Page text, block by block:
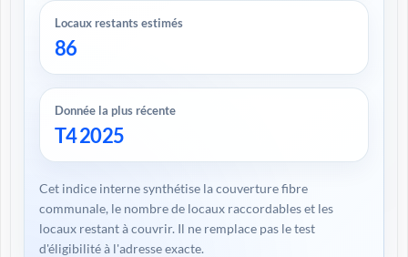
Locaux restants estimés
86
Donnée la plus récente
T4 2025
Cet indice interne synthétise la couverture fibre
communale, le nombre de locaux raccordables et les
locaux restant à couvrir. Il ne remplace pas le test
d'éligibilité à l'adresse exacte.